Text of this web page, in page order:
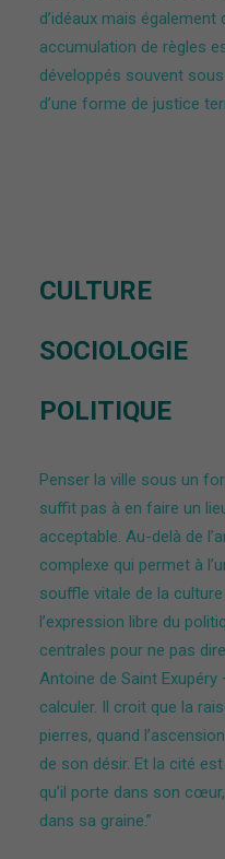
d’idéaux mais également
accumulation de règles
développés souvent
d’une forme de justice
CULTURE
SOCIOLOGIE
POLITIQUE
Penser la ville sous un
suffit pas à en faire un
acceptable. Au-delà de
complexe qui permet à
souffle vitale de la
l’expression libre du
centrales pour ne pas
Antoine de Saint Exupéry
calculer. Il croit que la
pierres, quand
de son désir. Et la cité
qu’il porte dans son
dans sa graine.”